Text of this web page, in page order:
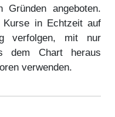
Gründen angeboten.
in Echtzeit auf
verfolgen, mit nur
dem Chart heraus
verwenden.